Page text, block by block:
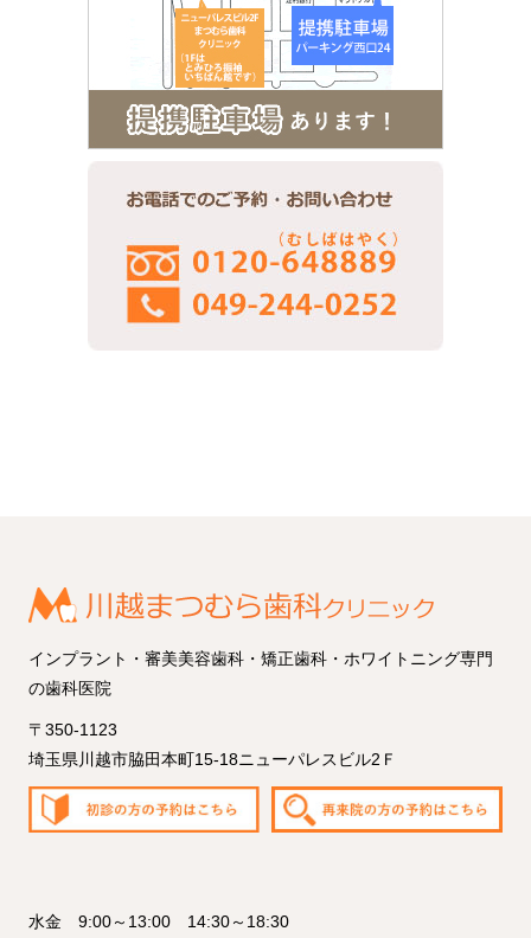
インプラント・審美美容歯科・矯正歯科・ホワイトニング専門
の歯科医院
〒350-1123
埼玉県川越市脇田本町15-18ニューパレスビル2Ｆ
水金 9:00～13:00 14:30～18:30